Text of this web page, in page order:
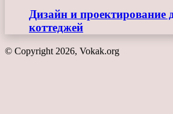
Дизайн и проектирование
коттеджей
© Copyright 2026, Vokak.org